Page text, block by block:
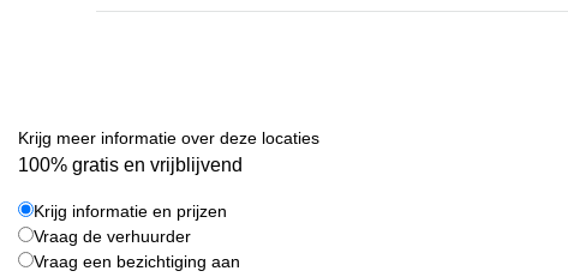
Krijg meer informatie over deze locaties
100% gratis en vrijblijvend
Krijg informatie en prijzen
Vraag de verhuurder
Vraag een bezichtiging aan